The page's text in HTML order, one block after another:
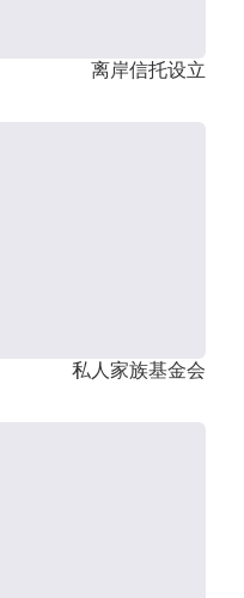
离岸信托设立
私人家族基金会